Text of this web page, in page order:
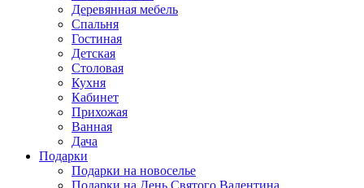
Деревянная мебель
Спальня
Гостиная
Детская
Столовая
Кухня
Кабинет
Прихожая
Ванная
Дача
Подарки
Подарки на новоселье
Подарки на День Святого Валентина